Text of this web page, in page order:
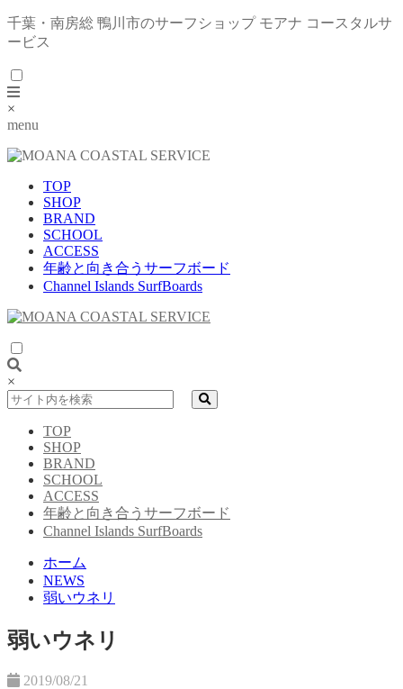
千葉・南房総 鴨川市のサーフショップ モアナ コースタルサ
ービス
×
menu
TOP
SHOP
BRAND
SCHOOL
ACCESS
年齢と向き合うサーフボード
Channel Islands SurfBoards
×
TOP
SHOP
BRAND
SCHOOL
ACCESS
年齢と向き合うサーフボード
Channel Islands SurfBoards
ホーム
NEWS
弱いウネリ
弱いウネリ
2019/08/21